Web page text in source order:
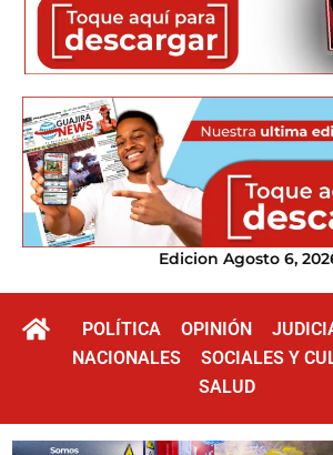
Edicion Agosto 6,
POLÍTICA OPINIÓN
NACIONALES
SOCIALES Y
SALUD